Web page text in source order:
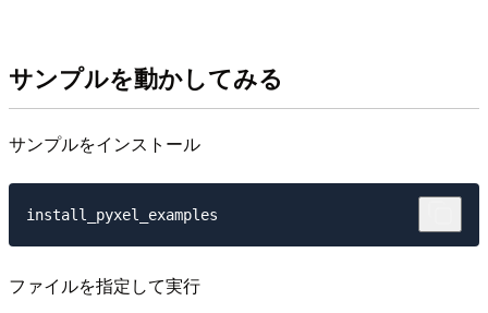
サンプルを動かしてみる
サンプルをインストール
ファイルを指定して実行